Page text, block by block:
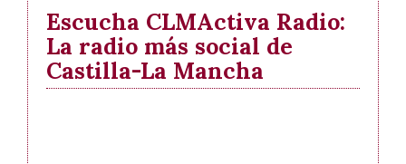
Escucha CLMActiva Radio:
La radio más social de
Castilla-La Mancha